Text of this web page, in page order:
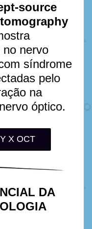
source
no nervo
síndrome
pelo
na
óptico.
X OCT
DA